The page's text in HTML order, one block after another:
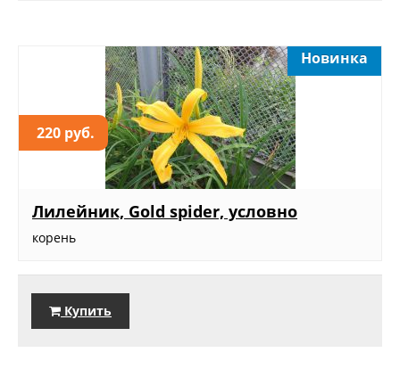
220 руб.
Новинка
Лилейник, Gold spider, условно
корень
Купить